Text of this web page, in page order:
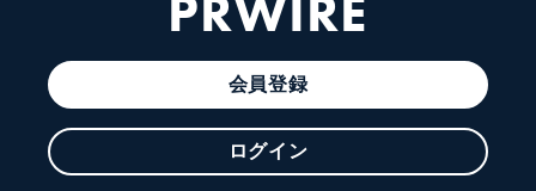
会員登録
ログイン